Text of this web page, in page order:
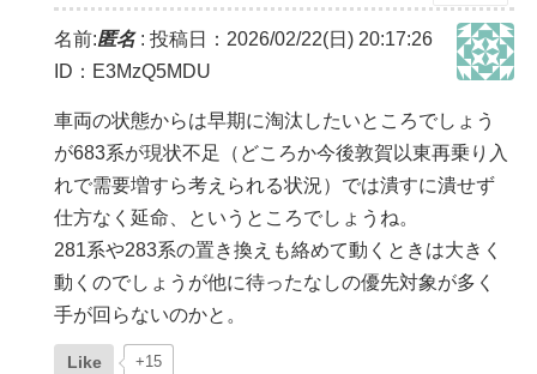
名前:匿名: 投稿日：2026/02/22(日) 20:17:26
ID：E3MzQ5MDU
車両の状態からは早期に淘汰したいところでしょう
が683系が現状不足（どころか今後敦賀以東再乗り入
れで需要増すら考えられる状況）では潰すに潰せず
仕方なく延命、というところでしょうね。
281系や283系の置き換えも絡めて動くときは大きく
動くのでしょうが他に待ったなしの優先対象が多く
手が回らないのかと。
Like +15